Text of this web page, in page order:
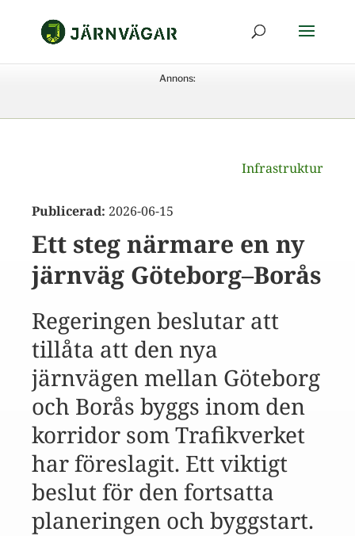
Annons:
Infrastruktur
Publicerad: 2026-06-15
Ett steg närmare en ny
järnväg Göteborg–Borås
Regeringen beslutar att
tillåta att den nya
järnvägen mellan Göteborg
och Borås byggs inom den
korridor som Trafikverket
har föreslagit. Ett viktigt
beslut för den fortsatta
planeringen och byggstart.